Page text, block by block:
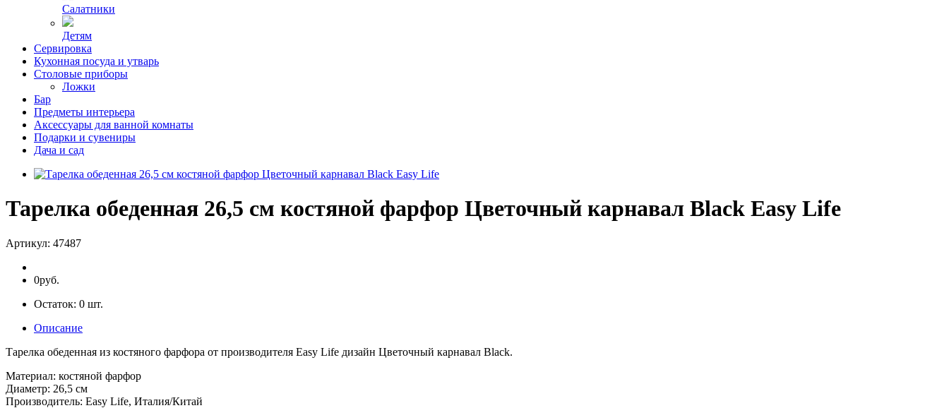
Салатники
Детям
Сервировка
Кухонная посуда и утварь
Столовые приборы
Ложки
Бар
Предметы интерьера
Аксессуары для ванной комнаты
Подарки и сувениры
Дача и сад
Тарелка обеденная 26,5 см костяной фарфор Цветочный карнавал Black Easy Life
Артикул: 47487
0руб.
Остаток: 0 шт.
Описание
Тарелка обеденная из костяного фарфора от производителя Easy Life дизайн Цветочный карнавал Black.
Материал: костяной фарфор
Диаметр: 26,5 см
Производитель: Easy Life, Италия/Китай